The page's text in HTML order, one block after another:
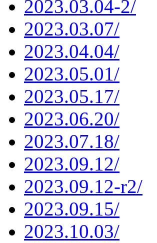
2023.03.04-2/
2023.03.07/
2023.04.04/
2023.05.01/
2023.05.17/
2023.06.20/
2023.07.18/
2023.09.12/
2023.09.12-r2/
2023.09.15/
2023.10.03/